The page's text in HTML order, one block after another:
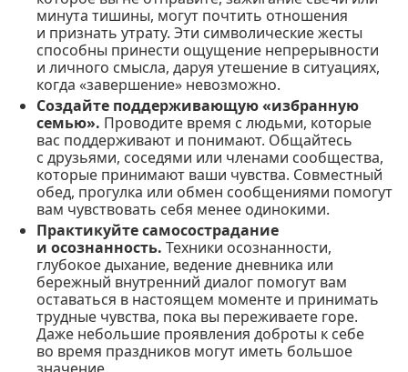
минута тишины, могут почтить отношения
и признать утрату. Эти символические жесты
способны принести ощущение непрерывности
и личного смысла, даруя утешение в ситуациях,
когда «завершение» невозможно.
Создайте поддерживающую «избранную
семью». Проводите время с людьми, которые
вас поддерживают и понимают. Общайтесь
с друзьями, соседями или членами сообщества,
которые принимают ваши чувства. Совместный
обед, прогулка или обмен сообщениями помогут
вам чувствовать себя менее одинокими.
Практикуйте самосострадание
и осознанность. Техники осознанности,
глубокое дыхание, ведение дневника или
бережный внутренний диалог помогут вам
оставаться в настоящем моменте и принимать
трудные чувства, пока вы переживаете горе.
Даже небольшие проявления доброты к себе
во время праздников могут иметь большое